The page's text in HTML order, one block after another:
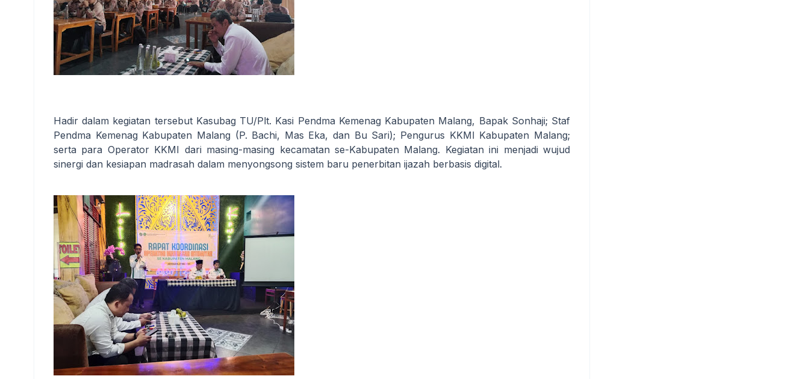
Hadir dalam kegiatan tersebut Kasubag TU/Plt. Kasi Pendma Kemenag Kabupaten Malang, Bapak Sonhaji; Staf
Pendma Kemenag Kabupaten Malang (P. Bachi, Mas Eka, dan Bu Sari); Pengurus KKMI Kabupaten Malang;
serta para Operator KKMI dari masing-masing kecamatan se-Kabupaten Malang. Kegiatan ini menjadi wujud
sinergi dan kesiapan madrasah dalam menyongsong sistem baru penerbitan ijazah berbasis digital.